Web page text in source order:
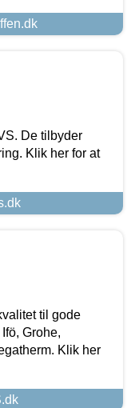
De tilbyder
Klik her for at
til gode
Grohe,
Klik her